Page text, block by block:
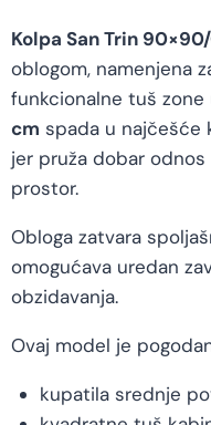
Kolpa San Trin
oblogom, namenjena
funkcionalne tuš zone
cm spada u najčešće
jer pruža dobar
prostor.
Obloga zatvara
omogućava uredan
obzidavanja.
Ovaj model je
kupatila srednje